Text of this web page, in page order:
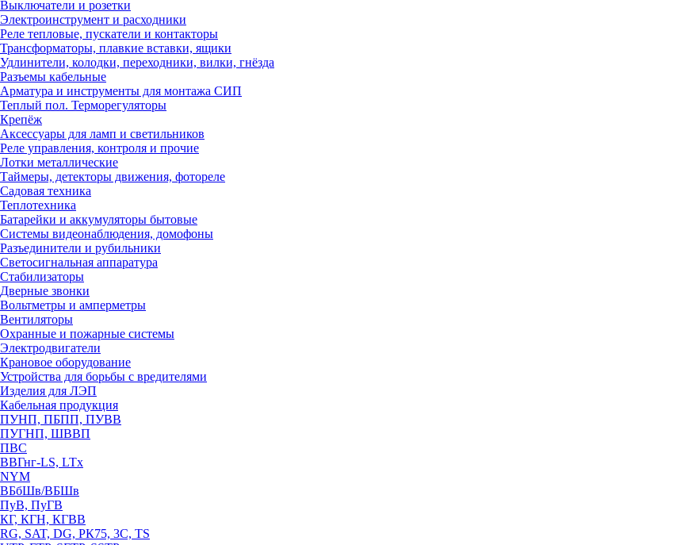
Выключатели и розетки
Электроинструмент и расходники
Реле тепловые, пускатели и контакторы
Трансформаторы, плавкие вставки, ящики
Удлинители, колодки, переходники, вилки, гнёзда
Разъемы кабельные
Арматура и инструменты для монтажа СИП
Теплый пол. Терморегуляторы
Крепёж
Аксессуары для ламп и светильников
Реле управления, контроля и прочие
Лотки металлические
Таймеры, детекторы движения, фотореле
Садовая техника
Теплотехника
Батарейки и аккумуляторы бытовые
Системы видеонаблюдения, домофоны
Разъединители и рубильники
Светосигнальная аппаратура
Стабилизаторы
Дверные звонки
Вольтметры и амперметры
Вентиляторы
Охранные и пожарные системы
Электродвигатели
Крановое оборудование
Устройства для борьбы с вредителями
Изделия для ЛЭП
Кабельная продукция
ПУНП, ПБПП, ПУВВ
ПУГНП, ШВВП
ПВС
ВВГнг-LS, LTx
NYM
ВБбШв/ВБШв
ПуВ, ПуГВ
КГ, КГН, КГВВ
RG, SAT, DG, РК75, 3С, TS